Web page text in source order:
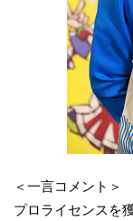
＜一言コメント＞
プロライセンスを